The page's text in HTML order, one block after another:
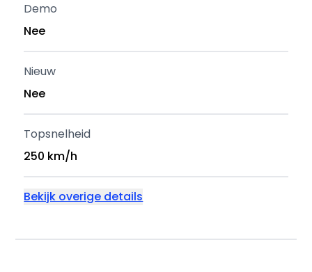
Demo
Nee
Nieuw
Nee
Topsnelheid
250 km/h
Bekijk overige details